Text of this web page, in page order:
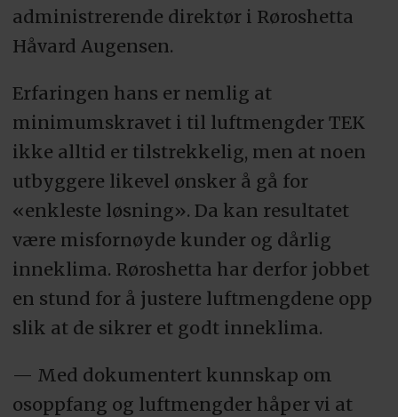
administrerende direktør i Røroshetta
Håvard Augensen.
Erfaringen hans er nemlig at
minimumskravet i til luftmengder TEK
ikke alltid er tilstrekkelig, men at noen
utbyggere likevel ønsker å gå for
«enkleste løsning». Da kan resultatet
være misfornøyde kunder og dårlig
inneklima. Røroshetta har derfor jobbet
en stund for å justere luftmengdene opp
slik at de sikrer et godt inneklima.
— Med dokumentert kunnskap om
osoppfang og luftmengder håper vi at